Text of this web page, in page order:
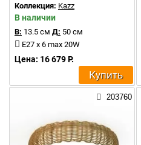
Коллекция: Kazz
В наличии
В: 13.5 см Д: 50 см
E27 x 6 max 20W
Цена: 16 679 Р.
Купить
203760